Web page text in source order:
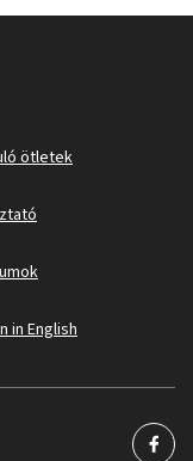
ötletek
in English